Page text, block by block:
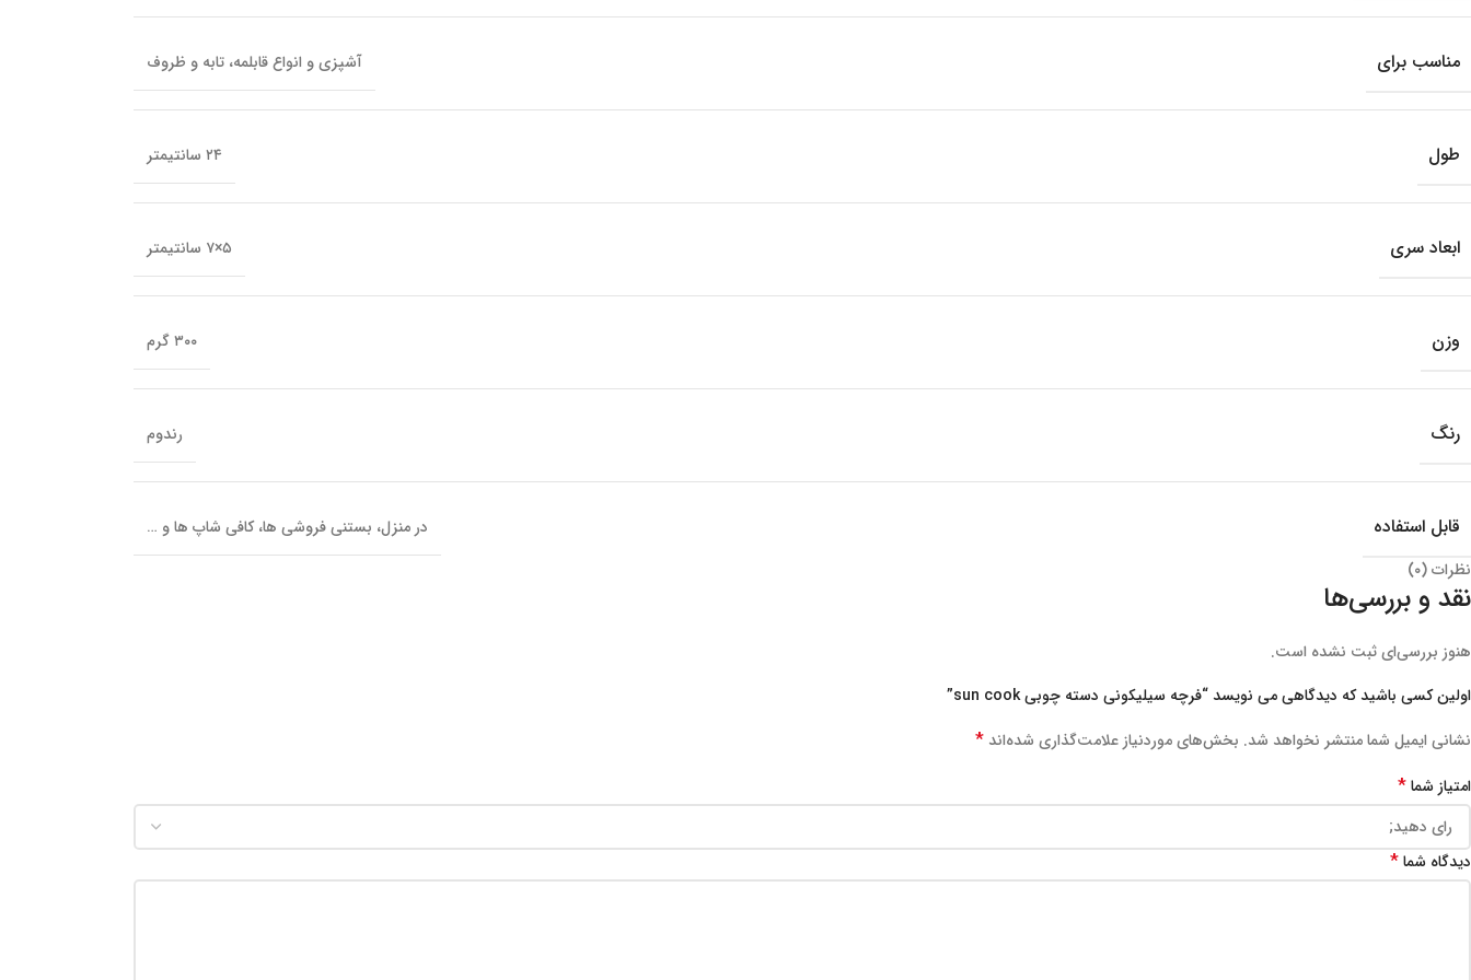
مناسب برای آشپزی و انواع قابلمه، تابه و ظروف
طول ۲۴ سانتیمتر
ابعاد سری ۵×۷ سانتیمتر
وزن ۳۰۰ گرم
رنگ رندوم
قابل استفاده
در منزل، بستنی فروشی ها، کافی شاپ ها و …
نظرات (۰)
نقد و بررسی‌ها
هنوز بررسی‌ای ثبت نشده است.
اولین کسی باشید که دیدگاهی می نویسد “فرچه سیلیکونی دسته چوبی sun cook”
نشانی ایمیل شما منتشر نخواهد شد. بخش‌های موردنیاز علامت‌گذاری شده‌اند *
امتیاز شما*
دیدگاه شما*